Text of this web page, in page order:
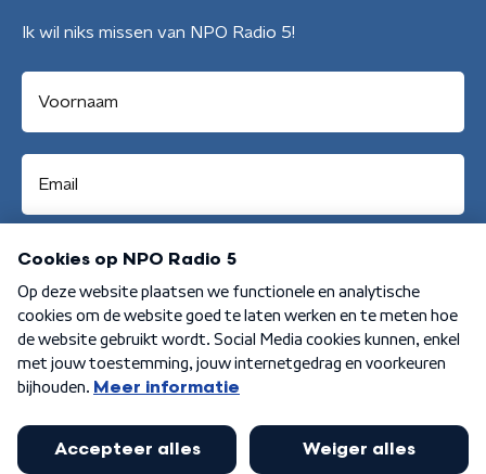
Ik wil niks missen van NPO Radio 5!
Aanmelden
Algemene voorwaarden Privacybeleid